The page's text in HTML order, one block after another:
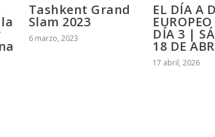
Tashkent Grand
Slam 2023
6 marzo, 2023
EL DÍA A
DÍA 3 |
18 DE
17 abril, 2026